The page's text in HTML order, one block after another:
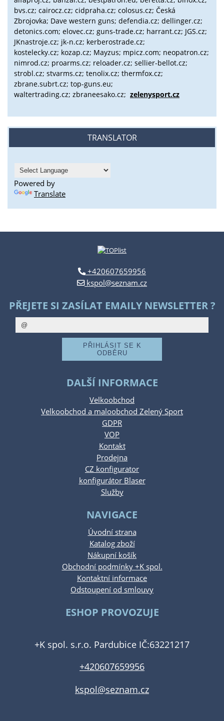
bvs.cz; cairocz.cz; cidpraha.cz; colosus.cz; Česká
Zbrojovka; Dave western guns; defendia.cz; dellinger.cz;
detonics.com; elovec.cz; guns-trade.cz; harrant.cz; JGS.cz;
JKnastroje.cz; jk-n.cz; kerberostrade.cz;
kostelecky.cz; kozap.cz; Mayzus; mpicz.com; neopatron.cz;
nimrod.cz; proarms.cz; reloader.cz; sellier-bellot.cz;
strobl.cz; stvarms.cz; tenolix.cz; thermfox.cz;
zbrane.subrt.cz; top-guns.eu;
waltertrading.cz; zbraneesako.cz; zelenysport.cz
TRANSLATOR
Powered by
Translate
+420607659956
kspol@seznam.cz
PŘEJETE SI ZASÍLAT EMAILY NEWSLETTER ?
DALŠÍ INFORMACE
Velkoobchod
Velkoobchod a maloobchod Zelený Sport
GDPR
VOP
Kontakt
Prodejna
CZ konfigurator
konfigurátor Blaser
Služby
NAVIGACE
Úvodní strana
Katalog zboží
Nákupní košík
Obchodní podmínky +K spol.
Kontaktní informace
Odstoupení od smlouvy
ESHOP PROVOZUJE
+K spol. s.r.o. Pardubice IČ:63221217
+420607659956
kspol@seznam.cz